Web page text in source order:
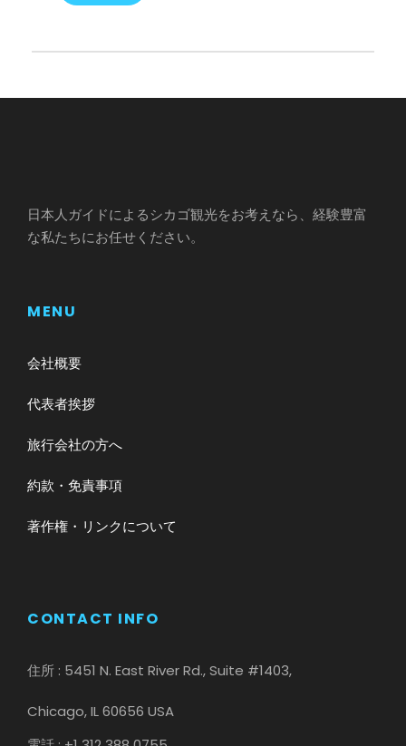
日本人ガイドによるシカゴ観光をお考えなら、経験豊富
な私たちにお任せください。
MENU
会社概要
代表者挨拶
旅行会社の方へ
約款・免責事項
著作権・リンクについて
CONTACT INFO
住所 : 5451 N. East River Rd., Suite #1403,
Chicago, IL 60656 USA